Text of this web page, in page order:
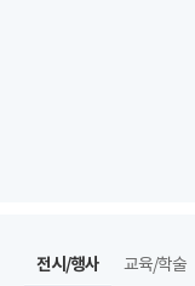
전시/행사 교육/학술